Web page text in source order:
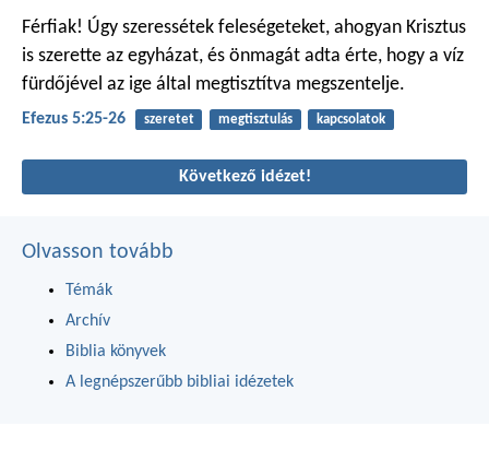
Férfiak! Úgy szeressétek feleségeteket, ahogyan Krisztus
is szerette az egyházat, és önmagát adta érte, hogy a víz
fürdőjével az ige által megtisztítva megszentelje.
Efezus 5:25-26 szeretet megtisztulás kapcsolatok
Következő idézet!
Olvasson tovább
Témák
Archív
Biblia könyvek
A legnépszerűbb bibliai idézetek